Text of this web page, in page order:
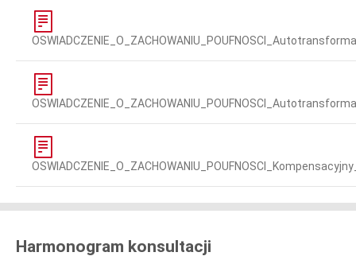
Harmonogram konsultacji